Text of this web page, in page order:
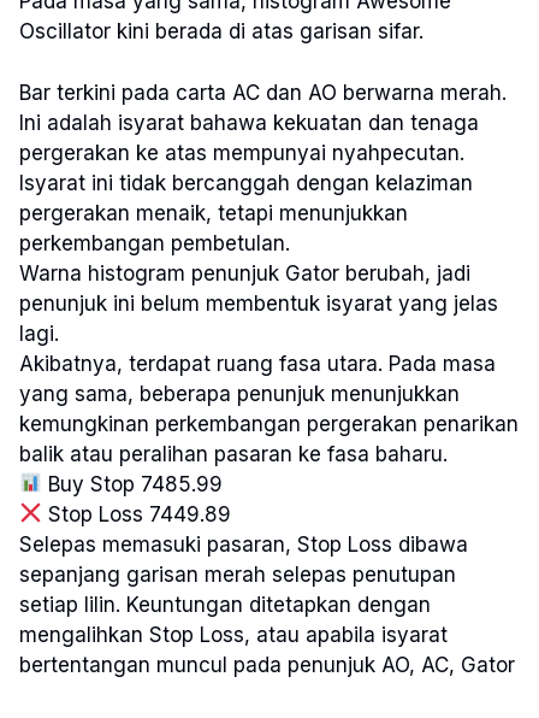
Oscillator kini berada di atas garisan sifar.
Bar terkini pada carta AC dan AO berwarna merah.
Ini adalah isyarat bahawa kekuatan dan tenaga
pergerakan ke atas mempunyai nyahpecutan.
Isyarat ini tidak bercanggah dengan kelaziman
pergerakan menaik, tetapi menunjukkan
perkembangan pembetulan.
Warna histogram penunjuk Gator berubah, jadi
penunjuk ini belum membentuk isyarat yang jelas
lagi.
Akibatnya, terdapat ruang fasa utara. Pada masa
yang sama, beberapa penunjuk menunjukkan
kemungkinan perkembangan pergerakan penarikan
balik atau peralihan pasaran ke fasa baharu.
Buy Stop 7485.99
Stop Loss 7449.89
Selepas memasuki pasaran, Stop Loss dibawa
sepanjang garisan merah selepas penutupan
setiap lilin. Keuntungan ditetapkan dengan
mengalihkan Stop Loss, atau apabila isyarat
bertentangan muncul pada penunjuk AO, AC, Gator